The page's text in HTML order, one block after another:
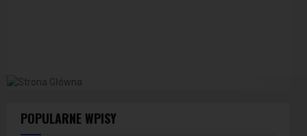
POPULARNE WPISY